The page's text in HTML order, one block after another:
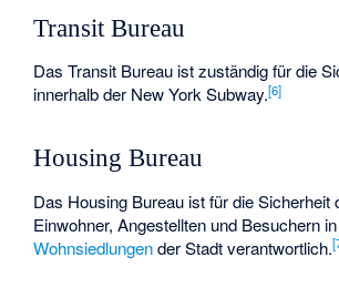
Transit Bureau
Das Transit Bureau ist zuständig für die
innerhalb der New York Subway.[6]
Housing Bureau
Das Housing Bureau ist für die Sicherheit
Einwohner, Angestellten und Besuchern
Wohnsiedlungender Stadt verantwortlich.[